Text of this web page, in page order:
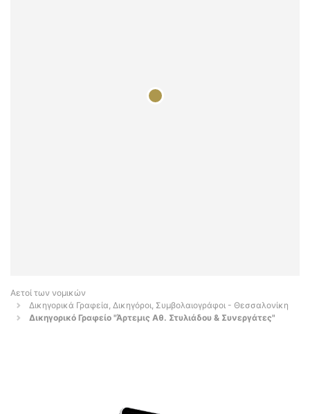
Αετοί των νομικών
Δικηγορικά Γραφεία, Δικηγόροι, Συμβολαιογράφοι - Θεσσαλονίκη
Δικηγορικό Γραφείο "Άρτεμις Αθ. Στυλιάδου & Συνεργάτες"